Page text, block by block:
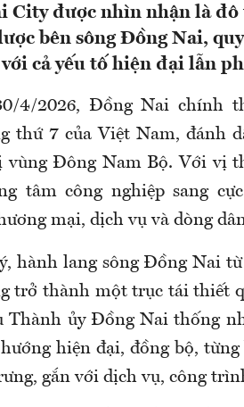
City được nhìn nhận là
bên sông Đồng Nai,
cả yếu tố hiện đại lẫn
4/2026, Đồng Nai chính
thứ 7 của Việt Nam, đánh
vùng Đông Nam Bộ. Với vị
tâm công nghiệp sang
mại, dịch vụ và dòng
hành lang sông Đồng Nai
trở thành một trục tái thiết
Thành ủy Đồng Nai thống
hiện đại, đồng bộ,
gắn với dịch vụ, công